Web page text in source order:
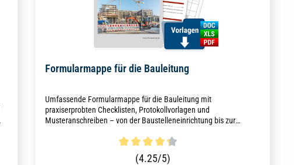
Formularmappe für die Bauleitung
Umfassende Formularmappe für die Bauleitung mit
praxiserprobten Checklisten, Protokollvorlagen und
Musteranschreiben – von der Baustelleneinrichtung bis zur
Durchschnittliche Bewertung von 4.3 von 5 Sternen
(4.25/5)